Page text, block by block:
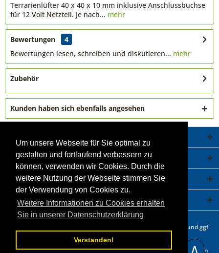
Um unsere Webseite für Sie optimal zu
gestalten und fortlaufend verbessern zu
können, verwenden wir Cookies. Durch die
weitere Nutzung der Webseite stimmen Sie
der Verwendung von Cookies zu.
Weitere Informationen zu Cookies erhalten
Sie in unserer Datenschutzerklärung
Verstanden!
Terrarienlüfter 40 x 40 x 10 mm inklusive Anschlussbuchse
für 12 Volt Netzteil. Je nach... mehr
Bewertungen
4
Bewertungen lesen, schreiben und diskutieren... mehr
Zubehör
Kunden haben sich ebenfalls angesehen
Service Hotline
Shop Service
Informationen
Newsletter
und ggf.
Nachnahmegebühren, wenn nicht anders beschrieben.
Statt- und durchgestrichene Preisangaben beziehen sich auf unseren
∧